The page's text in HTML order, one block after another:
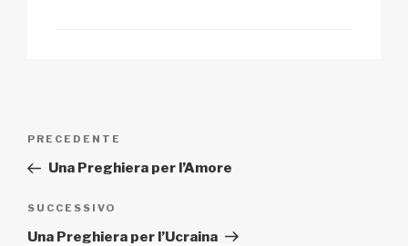
Articolo
precedente:
PRECEDENTE
Una Preghiera per l’Amore
Articolo
successivo
SUCCESSIVO
Una Preghiera per l’Ucraina